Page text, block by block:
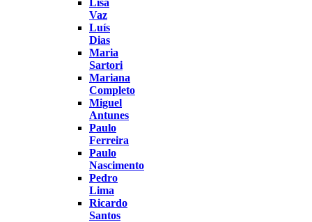
Lisa
Vaz
Luís
Dias
Maria
Sartori
Mariana
Completo
Miguel
Antunes
Paulo
Ferreira
Paulo
Nascimento
Pedro
Lima
Ricardo
Santos